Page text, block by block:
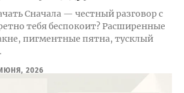
Сначала — честный разговор с
тебя беспокоит? Расширенные
пигментные пятна, тусклый
2026